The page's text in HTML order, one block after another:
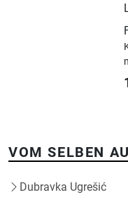
VOM SELBEN
Dubravka Ugrešić